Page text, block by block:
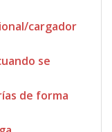
cargador
se
de forma